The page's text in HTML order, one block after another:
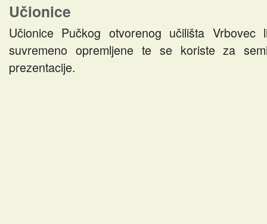
Učionice
Učionice Pučkog otvorenog učilišta
suvremeno opremljene te se koriste za
prezentacije.